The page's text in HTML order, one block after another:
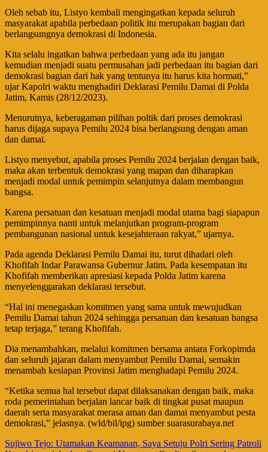
Oleh sebab itu, Listyo kembali mengingatkan kepada seluruh
masyarakat apabila perbedaan politik itu merupakan bagian dari
berlangsungnya demokrasi di Indonesia.
Kita selalu ingatkan bahwa perbedaan yang ada itu jangan
kemudian menjadi suatu permusahan jadi perbedaan itu bagian dari
demokrasi bagian dari hak yang tentunya itu harus kita hormati,”
ujar Kapolri waktu menghadiri Deklarasi Pemilu Damai di Polda
Jatim, Kamis (28/12/2023).
Menurutnya, keberagaman pilihan poltik dari proses demokrasi
harus dijaga supaya Pemilu 2024 bisa berlangsung dengan aman
dan damai.
Listyo menyebut, apabila proses Pemilu 2024 berjalan dengan baik,
maka akan terbentuk demokrasi yang mapan dan diharapkan
menjadi modal untuk pemimpin selanjutnya dalam membangun
bangsa.
Karena persatuan dan kesatuan menjadi modal utama bagi siapapun
pemimpinnya nanti untuk melanjutkan program-program
pembangunan nasional untuk kesejahteraan rakyat,” ujarnya.
Pada agenda Deklarasi Pemilu Damai itu, turut dihadari oleh
Khofifah Indar Parawansa Gubernur Jatim. Pada kesempatan itu
Khofifah memberikan apresiasi kepada Polda Jatim karena
menyelenggarakan deklarasi tersebut.
“Hal ini menegaskan komitmen yang sama untuk mewujudkan
Pemilu Damai tahun 2024 sehingga persatuan dan kesatuan bangsa
tetap terjaga,” terang Khofifah.
Dia menambahkan, melalui komitmen bersama antara Forkopimda
dan seluruh jajaran dalam menyambut Pemilu Damai, semakin
menambah kesiapan Provinsi Jatim menghadapi Pemilu 2024.
“Ketika semua hal tersebut dapat dilaksanakan dengan baik, maka
roda pemerintahan berjalan lancar baik di tingkat pusat maupun
daerah serta masyarakat merasa aman dan damai menyambut pesta
demokrasi,” jelasnya. (wld/bil/ipg) sumber suarasurabaya.net
Navigasi
Sujiwo Tejo: Utamakan Keamanan, Saya Setuju Polri Sering Patroli